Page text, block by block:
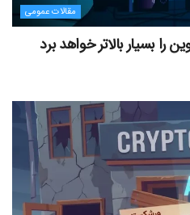
مقالات عمومی
را بسیار بالاتر خواهد برد